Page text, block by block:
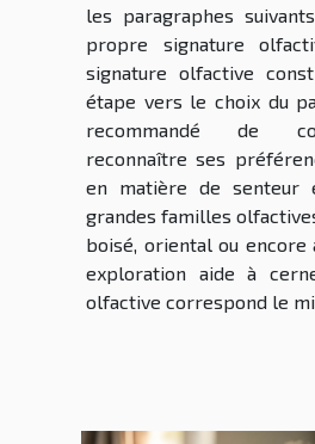
les paragraphes
propre signature
signature olfactive
étape vers le choix du
recommandé de
reconnaître ses
en matière de senteur
grandes familles
boisé, oriental ou encore
exploration aide à
olfactive correspond le